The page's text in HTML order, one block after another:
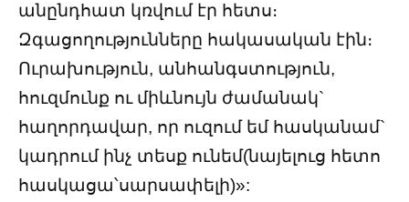
անընդհատ կռվում էր հետս։
Զգացողությունները հակասական էին։
Ուրախություն, անհանգստություն,
հուզմունք ու միևնույն ժամանակ`
հաղորդավար, որ ուզում եմ հասկանամ`
կադրում ինչ տեսք ունեմ(նայելուց հետո
հասկացա՝սարսափելի)»: